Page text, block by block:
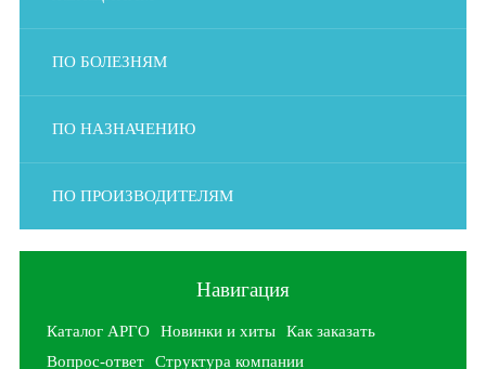
ПО БОЛЕЗНЯМ
ПО НАЗНАЧЕНИЮ
ПО ПРОИЗВОДИТЕЛЯМ
Навигация
Каталог АРГО Новинки и хиты
Как заказать
Вопрос-ответ
Структура компании